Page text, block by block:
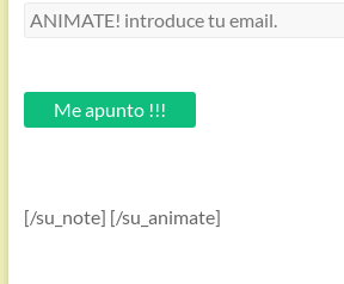
ANIMATE!
email.Me apunto !!!
[/su_note] [/su_animate]